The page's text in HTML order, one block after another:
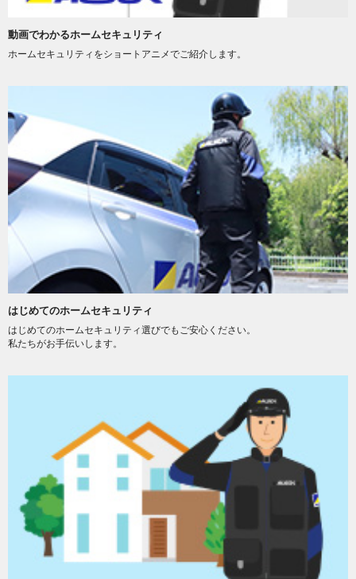
動画でわかるホームセキュリティ
ホームセキュリティをショートアニメでご紹介します。
はじめてのホームセキュリティ
はじめてのホームセキュリティ選びでもご安心ください。
私たちがお手伝いします。